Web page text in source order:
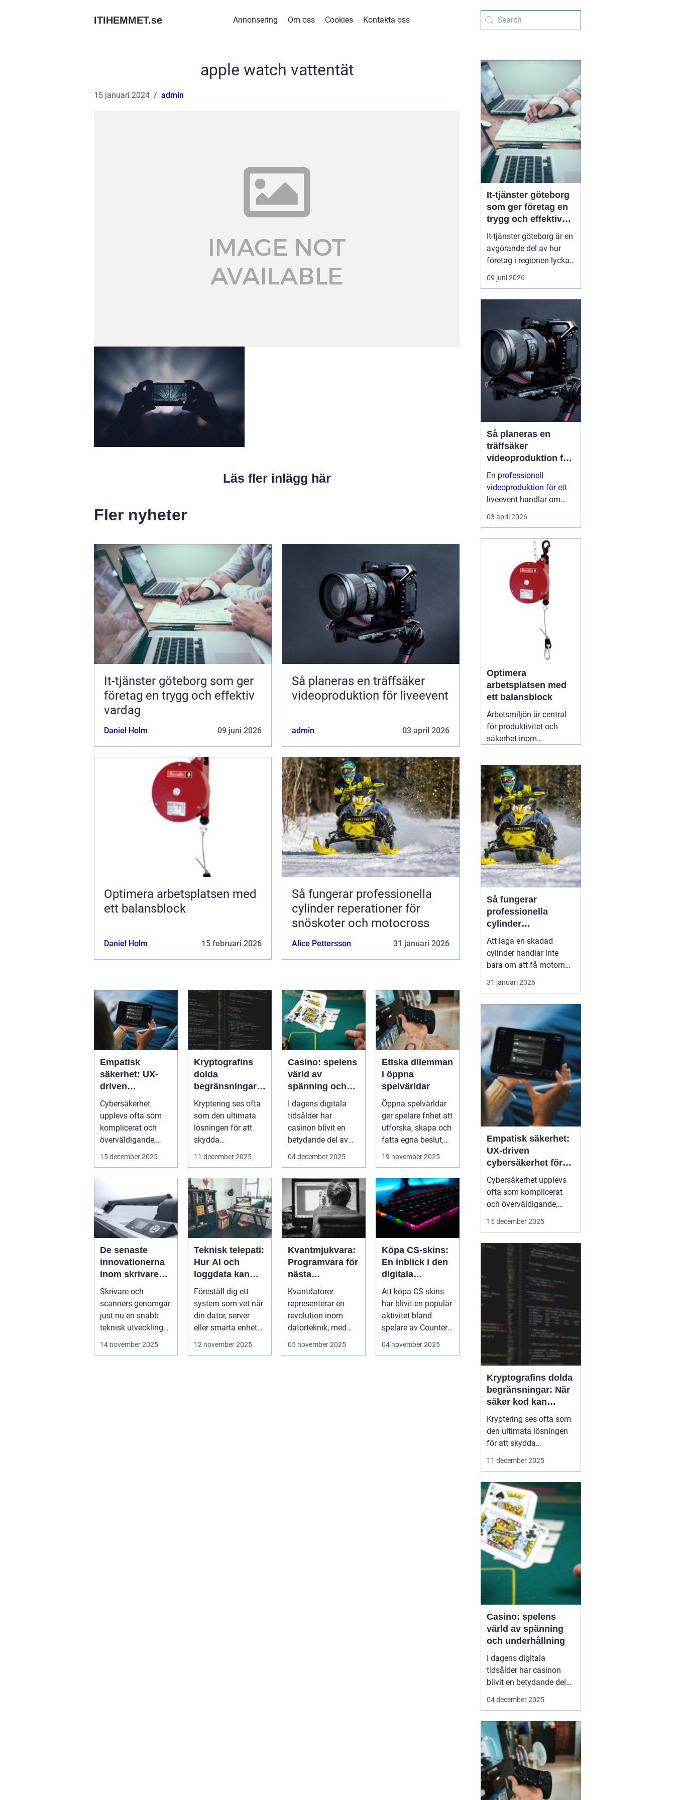
ITIHEMMET.se Annonsering Om oss Cookies Kontakta oss
apple watch vattentät
15 januari 2024 admin
Läs fler inlägg här
Fler nyheter
It-tjänster göteborg som ger
företag en trygg och effektiv
vardag
Daniel Holm 09 juni 2026
Så planeras en träffsäker
videoproduktion för liveevent
admin 03 april 2026
Optimera arbetsplatsen med
ett balansblock
Daniel Holm 15 februari 2026
Så fungerar professionella
cylinder reperationer för
snöskoter och motocross
Alice Pettersson 31 januari 2026
Empatisk
säkerhet: UX-
driven
cybersäkerhet
för icke-tekniska
användare
Cybersäkerhet
upplevs ofta som
komplicerat och
överväldigande,
särskilt för...
15 december 2025
Kryptografins
dolda
begränsningar:
När säker kod
kan missleda
företag
Kryptering ses ofta
som den ultimata
lösningen för att
skydda
företagsdata, men
11 december 2025
Casino: spelens
värld av
spänning och
underhållning
I dagens digitala
tidsålder har
casinon blivit en
betydande del av
onlineunderhållning
04 december 2025
Etiska dilemman
i öppna
spelvärldar
Öppna spelvärldar
ger spelare frihet att
utforska, skapa och
fatta egna beslut,
men med de...
19 november 2025
De senaste
innovationerna
inom skrivare
och scanners
Skrivare och
scanners genomgår
just nu en snabb
teknisk utveckling
som gör dem mer
14 november 2025
Teknisk telepati:
Hur AI och
loggdata kan
förutsäga fel
innan de händer
Föreställ dig ett
system som vet när
din dator, server
eller smarta enhet
kommer att ...
12 november 2025
Kvantmjukvara:
Programvara för
nästa
generations
Kvantdatorer
representerar en
revolution inom
datorteknik, med
kapacitet att lösa
05 november 2025
Köpa CS-skins:
En inblick i den
digitala
handelsvärlden
Att köpa CS-skins
har blivit en populär
aktivitet bland
spelare av Counter-
Strike: Global ...
04 november 2025
It-tjänster göteborg
som ger företag en
trygg och effektiv
vardag
It-tjänster göteborg är en
avgörande del av hur
företag i regionen lyckas
skapa en säker, stabil
och effektiv digital
blir arbetsdagen
smidigare, personalen
mindre stressad och
kunderna mer nöjda.
Många verks...
09 juni 2026
Så planeras en
träffsäker
videoproduktion för
liveevent
En professionell
videoproduktion förett
liveevent handlar om
långt mer än kameror
och skärmar. Den avgör
talare, artister och
och på distans. När
planeri...
03 april 2026
Optimera
arbetsplatsen med
ett balansblock
Arbetsmiljön är central
för produktivitet och
säkerhet inom
över. För att skapa en
optimal arbetsmiljö är
ergonomi och
hjälpmedel15 februari
2026
Så fungerar
professionella
cylinder
reperationer för
snöskoter och
motocross
Att laga en skadad
cylinder handlar inte
bara om att få motorn
att gå igen. En väl utförd
reparation förlänger
maskinen, ger stabil
prestanda och minskar
kostnaderna över tid.
Många förare upptäcker
först värdet av en bra
cylinder...
31 januari 2026
Empatisk säkerhet:
UX-driven
cybersäkerhet för
icke-tekniska
användare
Cybersäkerhet upplevs
ofta som komplicerat
och överväldigande,
särskilt för användare
säkerhetslösningar
fokuserar på teknik, men
ignorerar hur människor
faktiskt...
15 december 2025
Kryptografins dolda
begränsningar: När
säker kod kan
missleda företag
Kryptering ses ofta som
den ultimata lösningen
för att skydda
företagsdata, men
implementerad eller
missförstådd kryptografi
kan skapa en falsk
känsla av säkerhet som
f...
11 december 2025
Casino: spelens
värld av spänning
och underhållning
I dagens digitala
tidsålder har casinon
blivit en betydande del
av onlineunderhållning.
erbjuder casinovärlden
en oändlig mängd
möjligheter för spelare
att nj...
04 december 2025